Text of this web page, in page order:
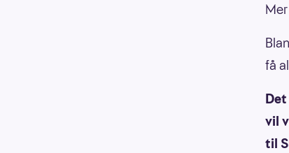
få
vil
til